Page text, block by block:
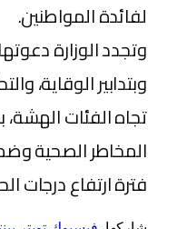
لفائدة المواطنين.
وتجدد الوزارة
وبتدابير الوقاية،
تجاه الفئات
المخاطر الصحية
فترة ارتفاع درجات